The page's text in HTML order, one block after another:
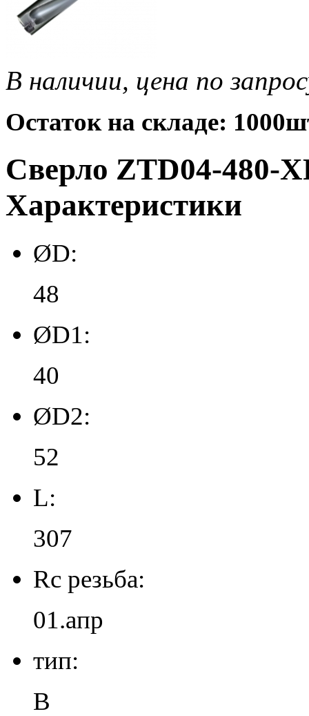
В наличии, цена по
Остаток на складе:
Сверло ZTD04-480-
Характеристики
ØD:
48
ØD1:
40
ØD2:
52
L:
307
Rc резьба:
01.апр
тип:
B